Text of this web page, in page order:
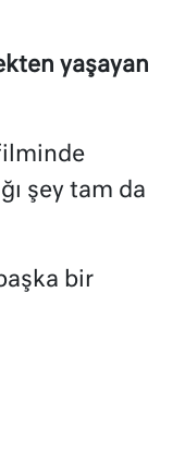
yaşayan
şey tam da
bir